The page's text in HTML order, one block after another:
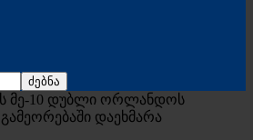
მე-10 დუბლი ორლანდოს
დაეხმარა